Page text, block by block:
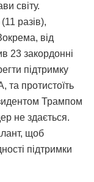
світу.
разів),
від
23 закордонні
підтримку
протистоїть
Трампом
не здається.
щоб
підтримки